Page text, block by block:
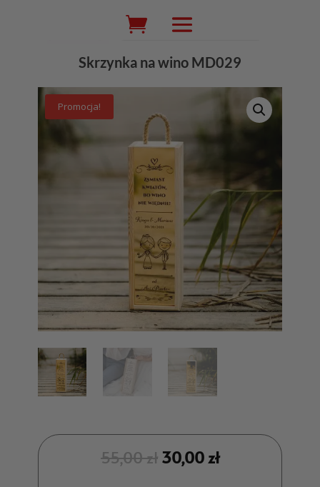
Wyszukiwarka
produktów
Skrzynka na wino MD029
Promocja!
55,00zł 30,00zł